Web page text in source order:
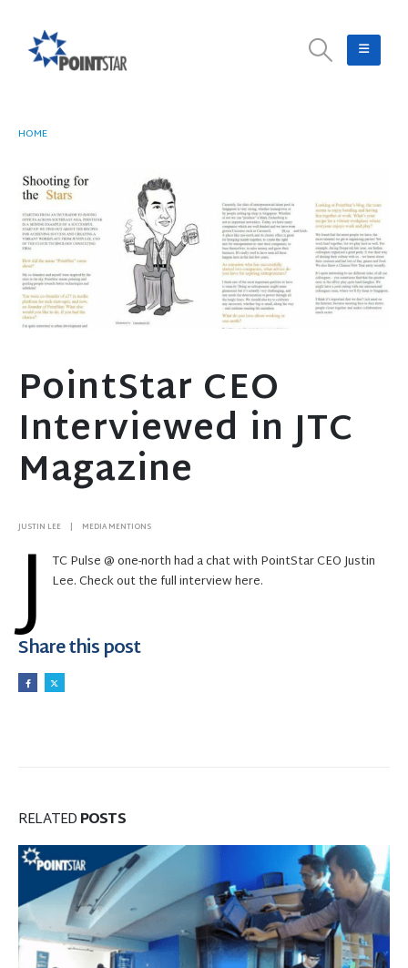
HOME
PointStar CEO
Interviewed in JTC
Magazine
JUSTIN LEE MEDIA MENTIONS
J
TC Pulse @ one-north had a chat with PointStar CEO Justin
Lee. Check out the full interview here.
Share this post
RELATEDPOSTS